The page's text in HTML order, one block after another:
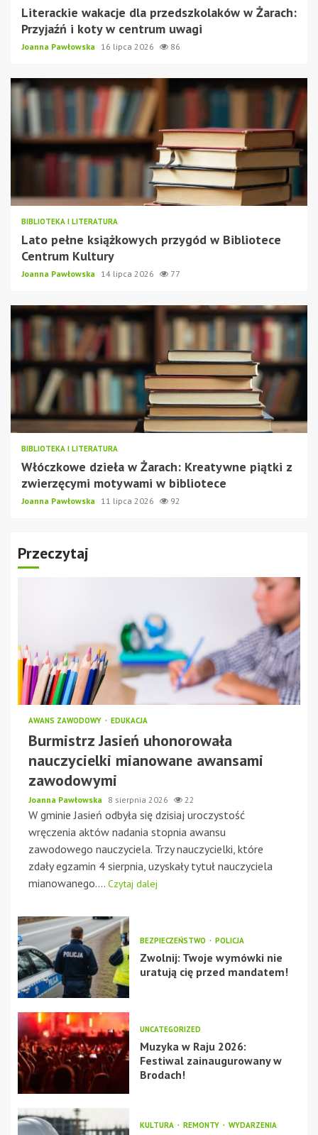
Literackie wakacje dla przedszkolaków w Żarach:
Przyjaźń i koty w centrum uwagi
Joanna Pawłowska 16 lipca 2026 86
BIBLIOTEKA I LITERATURA
Lato pełne książkowych przygód w Bibliotece
Centrum Kultury
Joanna Pawłowska 14 lipca 2026 77
BIBLIOTEKA I LITERATURA
Włóczkowe dzieła w Żarach: Kreatywne piątki z
zwierzęcymi motywami w bibliotece
Joanna Pawłowska 11 lipca 2026 92
Przeczytaj
AWANS ZAWODOWY EDUKACJA
Burmistrz Jasień uhonorowała
nauczycielki mianowane awansami
zawodowymi
Joanna Pawłowska 8 sierpnia 2026 22
W gminie Jasień odbyła się dzisiaj uroczystość
wręczenia aktów nadania stopnia awansu
zawodowego nauczyciela. Trzy nauczycielki, które
zdały egzamin 4 sierpnia, uzyskały tytuł nauczyciela
mianowanego.... Czytaj dalej
BEZPIECZEŃSTWO POLICJA
Zwolnij: Twoje wymówki nie
uratują cię przed mandatem!
UNCATEGORIZED
Muzyka w Raju 2026:
Festiwal zainaugurowany w
Brodach!
KULTURA REMONTY WYDARZENIA